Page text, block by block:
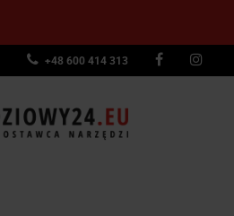
+48 600 414 313
Narzędzia
Narzędzia